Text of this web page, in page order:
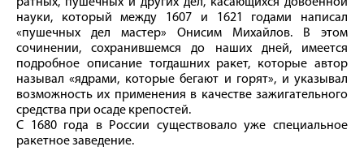
науки, который между 1607 и 1621 годами написал
«пушечных дел мастер» Онисим Михайлов. В этом
сочинении, сохранившемся до наших дней, имеется
подробное описание тогдашних ракет, которые автор
называл «ядрами, которые бегают и горят», и указывал
возможность их применения в качестве зажигательного
средства при осаде крепостей.
С 1680 года в России существовало уже специальное
ракетное заведение.